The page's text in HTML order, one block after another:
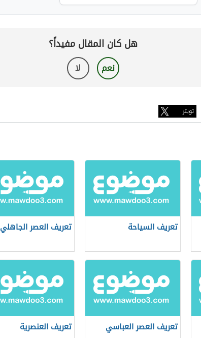
هل كان المقال مفيداً؟
نعم لا
تويتر
تعريف السياحة تعريف العصر الجاهلي
تعريف العصر العباسي تعريف العنصرية